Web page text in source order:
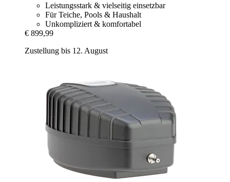
Leistungsstark & vielseitig einsetzbar
Für Teiche, Pools & Haushalt
Unkompliziert & komfortabel
€ 899,99
Zustellung bis 12. August